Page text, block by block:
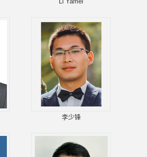
李少锋